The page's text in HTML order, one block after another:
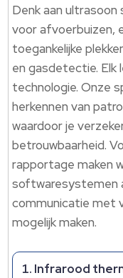
Denk aan ultrasoon
voor afvoerbuizen,
toegankelijke
en gasdetectie. Elk
technologie. Onze
herkennen van
waardoor je
betrouwbaarheid.
rapportage maken
softwaresystemen
communicatie met
mogelijk maken.
Infrarood